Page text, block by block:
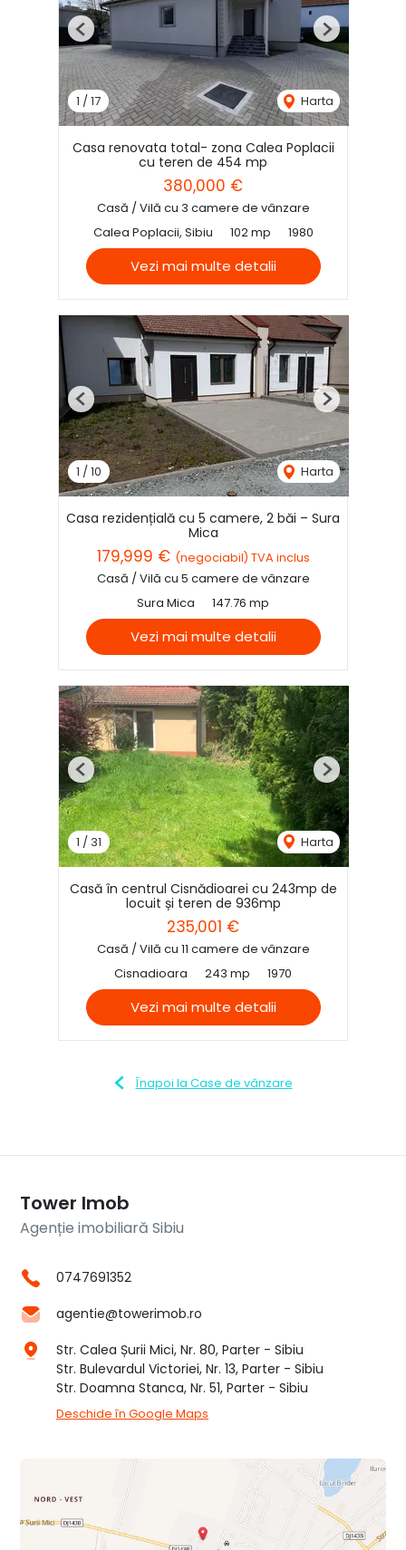
1 / 17 Harta
Previous Next
Casa renovata total- zona Calea Poplacii
cu teren de 454 mp
380,000 €
Casă / Vilă cu 3 camere de vânzare
Calea Poplacii, Sibiu
102 mp 1980
Vezi mai multe detalii
1 /10 Harta
Previous Next
Casa rezidențială cu 5 camere, 2 băi – Sura
Mica
179,999 € (negociabil) TVA inclus
Casă / Vilă cu 5 camere de vânzare
Sura Mica
147.76 mp
Vezi mai multe detalii
1 / 31 Harta
Previous Next
Casă în centrul Cisnădioarei cu 243mp de
locuit și teren de 936mp
235,001 €
Casă / Vilă cu 11 camere de vânzare
Cisnadioara
243 mp 1970
Vezi mai multe detalii
Înapoi la Case de vânzare
Tower Imob
Agenție imobiliară Sibiu
0747691352
agentie@towerimob.ro
Str. Calea Șurii Mici, Nr. 80, Parter - Sibiu
Str. Bulevardul Victoriei, Nr. 13, Parter - Sibiu
Str. Doamna Stanca, Nr. 51, Parter - Sibiu
Deschide în Google Maps